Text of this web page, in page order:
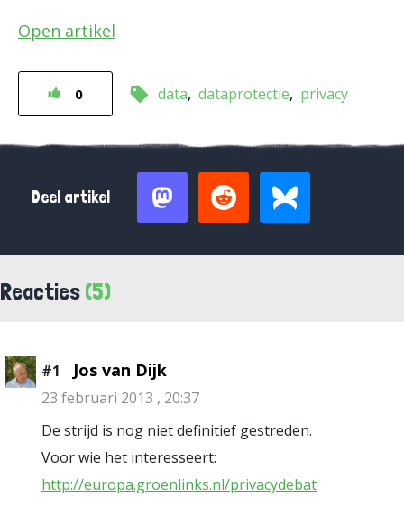
Open artikel
0 data dataprotectie privacy
Deel artikel
Reacties (5)
#1 Jos van Dijk
23 februari 2013 , 20:37
De strijd is nog niet definitief gestreden.
Voor wie het interesseert:
http://europa.groenlinks.nl/privacydebat